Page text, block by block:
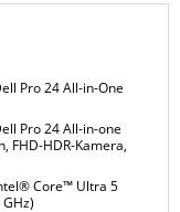
Pro 24 All-in-One
Pro 24 All-in-one
FHD-HDR-Kamera,
Core™ Ultra 5